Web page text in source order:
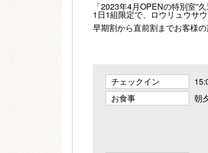
「2023年4月OPENの特別室”久
1日1組限定で、ロウリュウサ
早期割から直前割までお客様
チェックイン
お食事
朝